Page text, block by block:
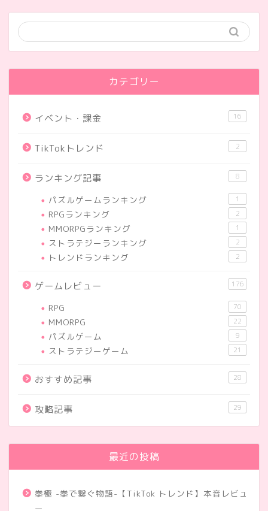
カテゴリー
イベント・課金 16
TikTokトレンド 2
ランキング記事 8
パズルゲームランキング 1
RPGランキング 2
MMORPGランキング 1
ストラテジーランキング 2
トレンドランキング 2
ゲームレビュー 176
RPG 70
MMORPG 22
パズルゲーム 9
ストラテジーゲーム 21
おすすめ記事 28
攻略記事 29
最近の投稿
拳極 -拳で繋ぐ物語-【TikTok トレンド】本音レビュ
ー